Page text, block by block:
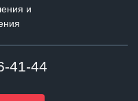
и
41-44